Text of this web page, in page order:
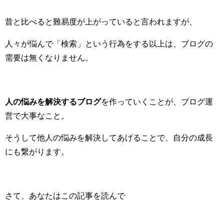
昔と比べると難易度が上がっていると言われますが、
人々が悩んで「検索」という行為をする以上は、ブログの
需要は無くなりません。
人の悩みを解決するブログを作っていくことが、ブログ運
営で大事なこと。
そうして他人の悩みを解決してあげることで、自分の成長
にも繋がります。
さて、あなたはこの記事を読んで